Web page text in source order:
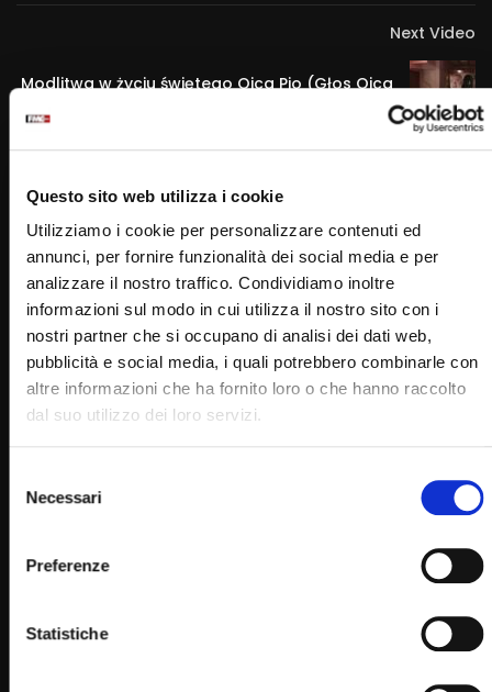
Questo sito web utilizza i cookie
Utilizziamo i cookie per personalizzare contenuti ed
annunci, per fornire funzionalità dei social media e per
analizzare il nostro traffico. Condividiamo inoltre
informazioni sul modo in cui utilizza il nostro sito con i
nostri partner che si occupano di analisi dei dati web,
pubblicità e social media, i quali potrebbero combinarle con
altre informazioni che ha fornito loro o che hanno raccolto
dal suo utilizzo dei loro servizi.
delNecessari
Preferenze
Statistiche
Next Video
Modlitwa w życiu świętego Ojca Pio (Głos Ojca
Pio 6 Marzo 2023)
RELATED VIDEOS
29:26